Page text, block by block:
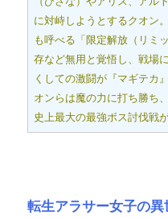
に対峙しようとするクオン
も呼べる「限定解放（リミ
存など無用と覚悟し、戦場
くしての激闘が『マギテカ
オンらは魔の力に打ち勝ち
史上最大の最強ボス討伐戦
転生アラサー女子の異